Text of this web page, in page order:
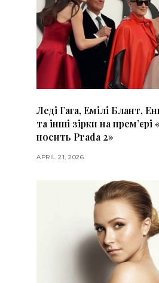
Леді Гага, Емілі Блант,
та інші зірки на
носить Prada 2»
APRIL 21, 2026